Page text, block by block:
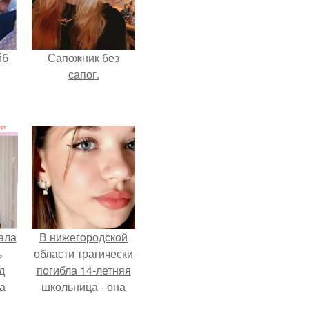
Сапожник без
сапог.
В нижегородской
области трагически
погибла 14-летняя
школьница - она